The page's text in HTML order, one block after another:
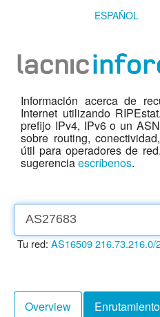
ESPAÑOL
Información acerca de
Internet utilizando
prefijo IPv4, IPv6 o un
sobre routing,
útil para operadores de
sugerenciaescríbenos.
Tu red: AS16509216.73.216.0/
Overview Enrutamiento